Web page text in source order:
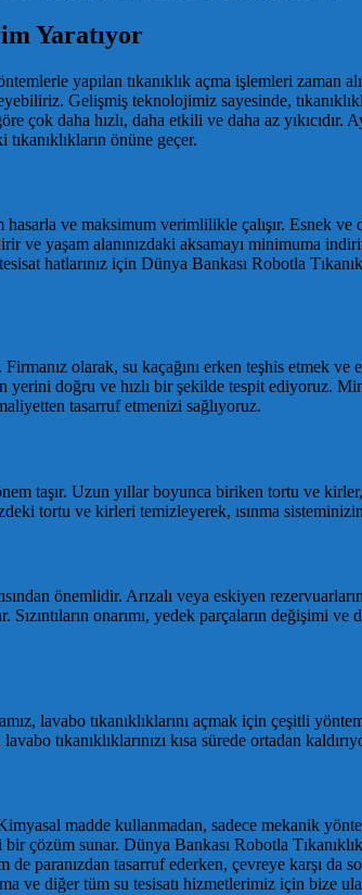
Yaratıyor
yapılan tıkanıklık açma işlemleri zaman
Gelişmiş teknolojimiz sayesinde,
daha hızlı, daha etkili ve daha az yıkıcıdır.
önüne geçer.
ve maksimum verimlilikle çalışır. Esnek ve
ve yaşam alanınızdaki aksamayı minimuma
hatlarınız için Dünya Bankası Robotla
olarak, su kaçağını erken teşhis etmek
doğru ve hızlı bir şekilde tespit ediyoruz.
tasarruf etmenizi sağlıyoruz.
taşır. Uzun yıllar boyunca biriken tortu ve
tortu ve kirleri temizleyerek, ısınma
önemlidir. Arızalı veya eskiyen
onarımı, yedek parçaların değişimi ve
lavabo tıkanıklıklarını açmak için çeşitli
tıkanıklıklarınızı kısa sürede ortadan
madde kullanmadan, sadece mekanik
çözüm sunar. Dünya Bankası Robotla
paranızdan tasarruf ederken, çevreye karşı da
ve diğer tüm su tesisatı hizmetlerimiz için bize